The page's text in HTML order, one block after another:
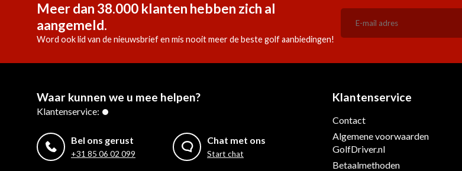
Meer dan 38.000 klanten hebben zich al
aangemeld.
Word ook lid van de nieuwsbrief en mis nooit meer de beste golf aanbiedingen!
Waar kunnen we u mee helpen?
Klantenservice:
Bel ons gerust
+31 85 06 02 099
Chat met ons
Start chat
Klantenservice
Contact
Algemene voorwaarden
GolfDriver.nl
Betaalmethoden